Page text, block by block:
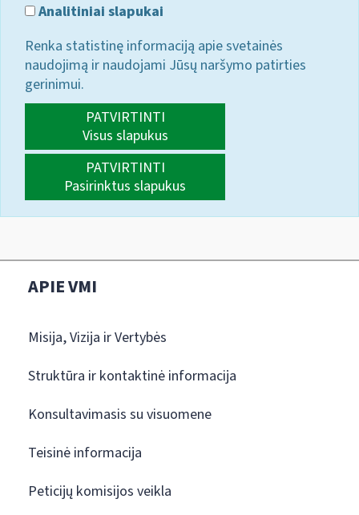
Analitiniai slapukai
Renka statistinę informaciją apie svetainės
naudojimą ir naudojami Jūsų naršymo patirties
gerinimui.
PATVIRTINTI
Visus slapukus
PATVIRTINTI
Pasirinktus slapukus
APIE VMI
Misija, Vizija ir Vertybės
Struktūra ir kontaktinė informacija
Konsultavimasis su visuomene
Teisinė informacija
Peticijų komisijos veikla